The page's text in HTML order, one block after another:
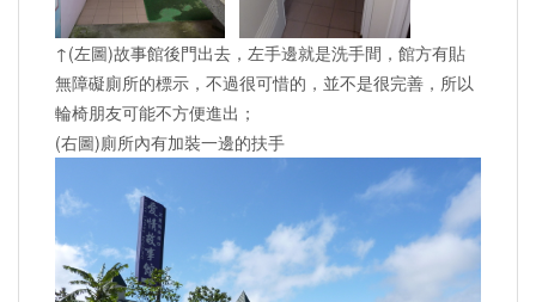
↑(左圖)故事館後門出去，左手邊就是洗手間，館方有貼
無障礙廁所的標示，不過很可惜的，並不是很完善，所以
輪椅朋友可能不方便進出；
(右圖)廁所內有加裝一邊的扶手